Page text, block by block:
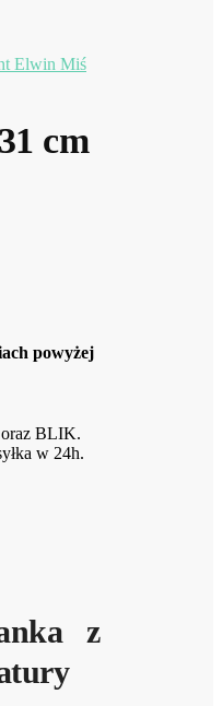
Elwin Miś
cm
powyżej
BLIK.
w 24h.
z